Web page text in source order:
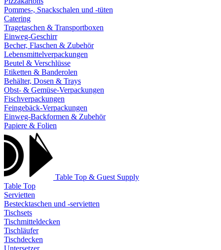
Pommes-, Snackschalen und -tüten
Catering
Tragetaschen & Transportboxen
Einweg-Geschirr
Becher, Flaschen & Zubehör
Lebensmittelverpackungen
Beutel & Verschlüsse
Etiketten & Banderolen
Behälter, Dosen & Trays
Obst- & Gemüse-Verpackungen
Fischverpackungen
Feingebäck-Verpackungen
Einweg-Backformen & Zubehör
Papiere & Folien
Table Top & Guest Supply
Table Top
Servietten
Bestecktaschen und -servietten
Tischsets
Tischmitteldecken
Tischläufer
Tischdecken